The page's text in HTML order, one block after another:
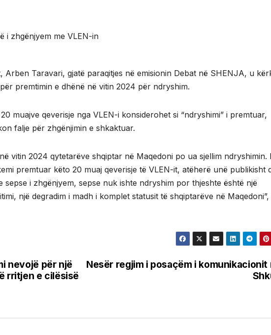
Arben Taravari, gjatë paraqitjes në emisionin Debat në SHENJA, u
premtimin e dhënë në vitin 2024 për ndryshim.
muajve qeverisje nga VLEN-i konsiderohet si “ndryshimi” i premtuar,
falje për zhgënjimin e shkaktuar.
vitin 2024 qytetarëve shqiptar në Maqedoni po ua sjellim ndryshimin.
premtuar këto 20 muaj qeverisje të VLEN-it, atëherë unë publikisht
sepse i zhgënjyem, sepse nuk ishte ndryshim por thjeshte është një
një degradim i madh i komplet statusit të shqiptarëve në Maqedoni”,
Nesër regjim i posaçëm i komunikacionit
nevojë për një
rritjen e cilësisë